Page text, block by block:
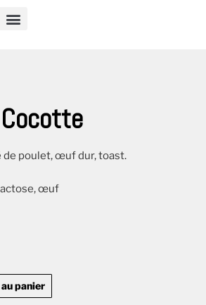
de poulet, œuf dur, toast.
œuf
panier